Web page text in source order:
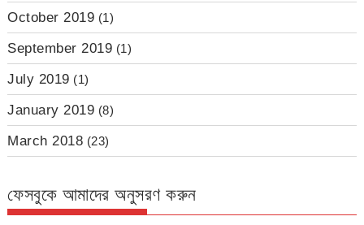
October 2019 (1)
September 2019 (1)
July 2019 (1)
January 2019 (8)
March 2018 (23)
ফেসবুকে আমাদের অনুসরণ করুন